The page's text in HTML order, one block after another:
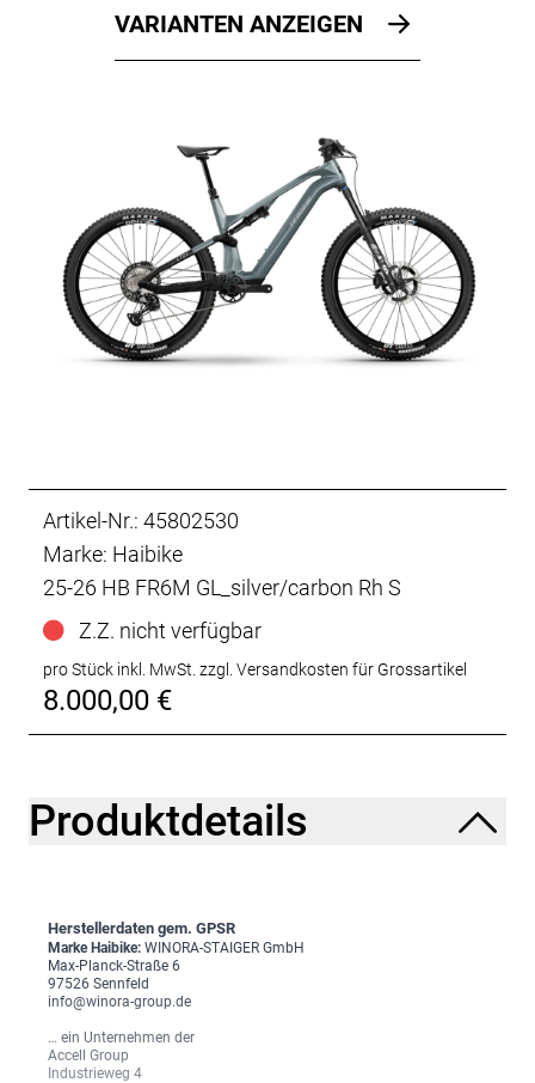
VARIANTEN ANZEIGEN
Artikel-Nr.: 45802530
Marke: Haibike
25-26 HB FR6M GL_silver/carbon Rh S
Z.Z. nicht verfügbar
pro Stück inkl. MwSt. zzgl. Versandkosten für Grossartikel
8.000,00 €
Produktdetails
Herstellerdaten gem. GPSR
Marke Haibike: WINORA-STAIGER GmbH
Max-Planck-Straße 6
97526 Sennfeld
info@winora-group.de
… ein Unternehmen der
Accell Group
Industrieweg 4